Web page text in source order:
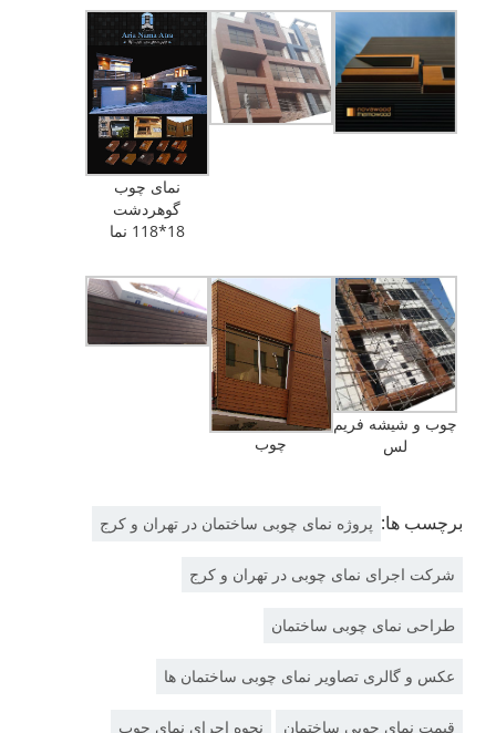
نمای چوب
گوهردشت
18*118 نما
چوب و شیشه فریم
لس
چوب
برچسب ها: پروژه نمای چوبی ساختمان در تهران و کرج
شرکت اجرای نمای چوبی در تهران و کرج
طراحی نمای چوبی ساختمان
عکس و گالری تصاویر نمای چوبی ساختمان ها
قیمت نمای چوبی ساختمان نحوه اجرای نمای چوب